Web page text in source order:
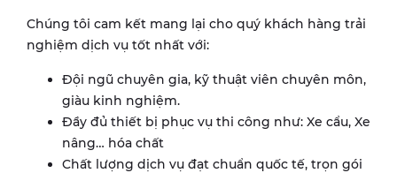
Chúng tôi cam kết mang lại cho quý khách hàng trải
nghiệm dịch vụ tốt nhất với:
Đội ngũ chuyên gia, kỹ thuật viên chuyên môn,
giàu kinh nghiệm.
Đầy đủ thiết bị phục vụ thi công như: Xe cẩu, Xe
nâng… hóa chất
Chất lượng dịch vụ đạt chuẩn quốc tế, trọn gói